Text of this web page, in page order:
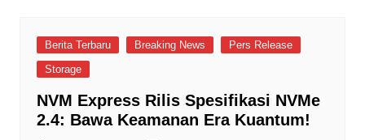
Berita Terbaru Breaking News
Pers Release
Storage
NVM Express Rilis Spesifikasi NVMe
2.4: Bawa Keamanan Era Kuantum!